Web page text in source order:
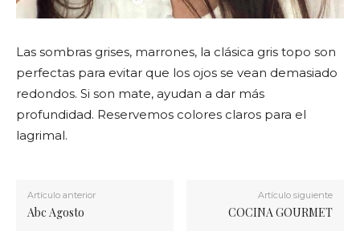
Las sombras grises, marrones, la clásica gris topo son
perfectas para evitar que los ojos se vean demasiado
redondos. Si son mate, ayudan a dar más
profundidad. Reservemos colores claros para el
lagrimal.
Artículo anterior
Abc Agosto
Artículo siguiente
COCINA GOURMET